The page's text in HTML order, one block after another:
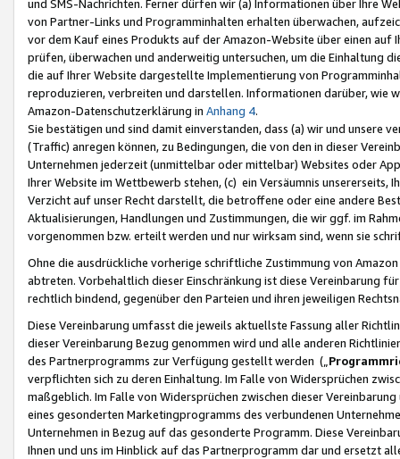
und SMS-Nachrichten. Ferner dürfen wir (a) Informationen über Ihre
von Partner-Links und Programminhalten erhalten überwachen,
vor dem Kauf eines Produkts auf der Amazon-Website über einen
prüfen, überwachen und anderweitig untersuchen, um die Einhaltung
die auf Ihrer Website dargestellte Implementierung von
reproduzieren, verbreiten und darstellen. Informationen darüber, wie
Amazon-Datenschutzerklärung in Anhang 4.
Sie bestätigen und sind damit einverstanden, dass (a) wir und
(Traffic) anregen können, zu Bedingungen, die von den in dieser
Unternehmen jederzeit (unmittelbar oder mittelbar) Websites oder
Ihrer Website im Wettbewerb stehen, (c) ein Versäumnis unsererseits,
Verzicht auf unser Recht darstellt, die betroffene oder eine andere
Aktualisierungen, Handlungen und Zustimmungen, die wir ggf. im
vorgenommen bzw. erteilt werden und nur wirksam sind, wenn sie
Ohne die ausdrückliche vorherige schriftliche Zustimmung von
abtreten. Vorbehaltlich dieser Einschränkung ist diese Vereinbarung
rechtlich bindend, gegenüber den Parteien und ihren jeweiligen
Diese Vereinbarung umfasst die jeweils aktuellste Fassung aller
dieser Vereinbarung Bezug genommen wird und alle anderen
des Partnerprogramms zur Verfügung gestellt werden („
verpflichten sich zu deren Einhaltung. Im Falle von Widersprüchen
maßgeblich. Im Falle von Widersprüchen zwischen dieser
eines gesonderten Marketingprogramms des verbundenen
Unternehmen in Bezug auf das gesonderte Programm. Diese
Ihnen und uns im Hinblick auf das Partnerprogramm dar und ersetzt